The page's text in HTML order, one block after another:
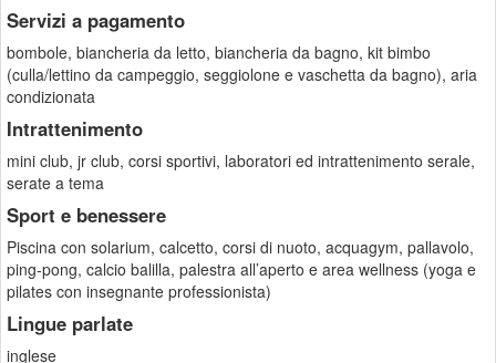
Servizi a pagamento
bombole, biancheria da letto, biancheria da bagno, kit bimbo
(culla/lettino da campeggio, seggiolone e vaschetta da bagno), aria
condizionata
Intrattenimento
mini club, jr club, corsi sportivi, laboratori ed intrattenimento serale,
serate a tema
Sport e benessere
Piscina con solarium, calcetto, corsi di nuoto, acquagym, pallavolo,
ping-pong, calcio balilla, palestra all’aperto e area wellness (yoga e
pilates con insegnante professionista)
Lingue parlate
inglese